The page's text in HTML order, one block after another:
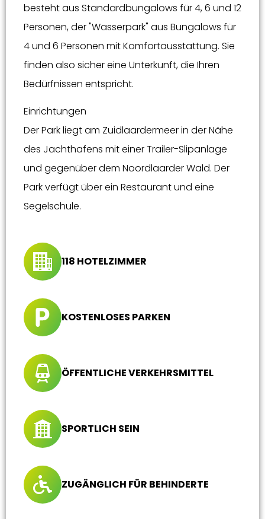
besteht aus Standardbungalows für 4, 6 und 12
Personen, der "Wasserpark" aus Bungalows für
4 und 6 Personen mit Komfortausstattung. Sie
finden also sicher eine Unterkunft, die Ihren
Bedürfnissen entspricht.
Einrichtungen
Der Park liegt am Zuidlaardermeer in der Nähe
des Jachthafens mit einer Trailer-Slipanlage
und gegenüber dem Noordlaarder Wald. Der
Park verfügt über ein Restaurant und eine
Segelschule.
118 HOTELZIMMER
KOSTENLOSES PARKEN
ÖFFENTLICHE VERKEHRSMITTEL
SPORTLICH SEIN
ZUGÄNGLICH FÜR BEHINDERTE